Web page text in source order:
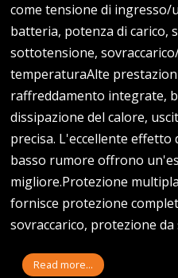
come tensione di ingresso/
batteria, potenza di carico,
sottotensione,
temperaturaAlte
raffreddamento integrate,
dissipazione del calore,
precisa. L'eccellente effetto
basso rumore offrono
migliore.Protezione
fornisce protezione
sovraccarico, protezione
Read more...